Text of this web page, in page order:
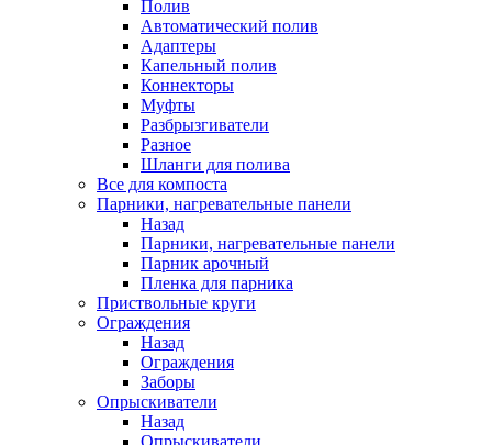
Полив
Автоматический полив
Адаптеры
Капельный полив
Коннекторы
Муфты
Разбрызгиватели
Разное
Шланги для полива
Все для компоста
Парники, нагревательные панели
Назад
Парники, нагревательные панели
Парник арочный
Пленка для парника
Приствольные круги
Ограждения
Назад
Ограждения
Заборы
Опрыскиватели
Назад
Опрыскиватели